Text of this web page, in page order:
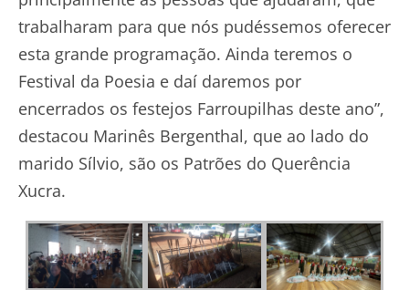
trabalharam para que nós pudéssemos oferecer
esta grande programação. Ainda teremos o
Festival da Poesia e daí daremos por
encerrados os festejos Farroupilhas deste ano”,
destacou Marinês Bergenthal, que ao lado do
marido Sílvio, são os Patrões do Querência
Xucra.